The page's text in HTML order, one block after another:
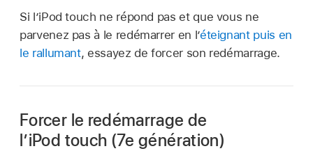
Si l’iPod touch ne répond pas et que vous ne
parvenez pas à le redémarrer en l’éteignant puis en
le rallumant, essayez de forcer son redémarrage.
Forcer le redémarrage de
l’iPod touch (7e génération)